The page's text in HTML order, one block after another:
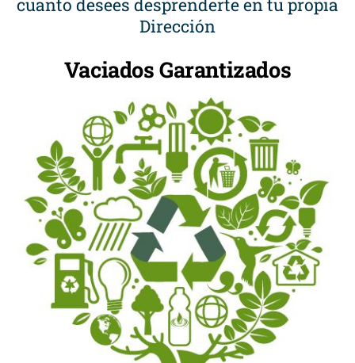
cuanto desees desprenderte en tu propia
Dirección
Vaciados Garantizados